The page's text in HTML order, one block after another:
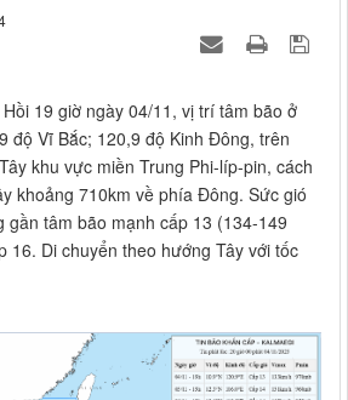
19 giờ ngày 04/11, vị trí tâm bão ở
độ Vĩ Bắc; 120,9 độ Kinh Đông, trên
khu vực miền Trung Phi-líp-pin, cách
khoảng 710km về phía Đông. Sức gió
gần tâm bão mạnh cấp 13 (134-149
16. Di chuyển theo hướng Tây với tốc